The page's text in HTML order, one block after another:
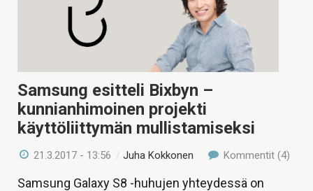
HAKU
Samsung esitteli Bixbyn –
kunnianhimoinen projekti
käyttöliittymän mullistamiseksi
21.3.2017 - 13:56 /Juha Kokkonen Kommentit (4)
Samsung Galaxy S8 -huhujen yhteydessä on